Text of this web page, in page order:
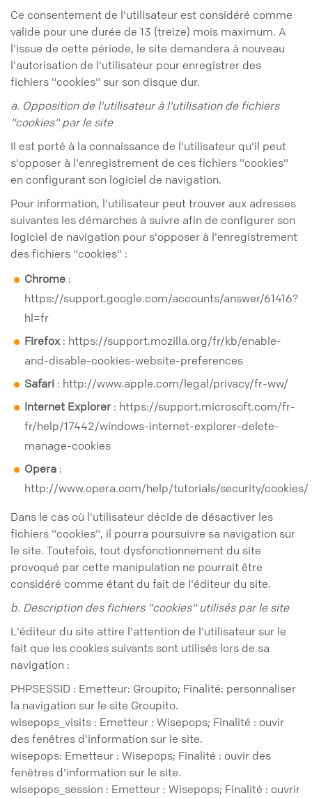
Ce consentement de l'utilisateur est considéré comme
valide pour une durée de 13 (treize) mois maximum. A
l'issue de cette période, le site demandera à nouveau
l'autorisation de l'utilisateur pour enregistrer des
fichiers "cookies" sur son disque dur.
a. Opposition de l'utilisateur à l'utilisation de fichiers
"cookies" par le site
Il est porté à la connaissance de l'utilisateur qu'il peut
s'opposer à l'enregistrement de ces fichiers "cookies"
en configurant son logiciel de navigation.
Pour information, l'utilisateur peut trouver aux adresses
suivantes les démarches à suivre afin de configurer son
logiciel de navigation pour s'opposer à l'enregistrement
des fichiers "cookies" :
Chrome :
https://support.google.com/accounts/answer/61416?
hl=fr
Firefox: https://support.mozilla.org/fr/kb/enable-
and-disable-cookies-website-preferences
Safari : http://www.apple.com/legal/privacy/fr-ww/
Internet Explorer : https://support.microsoft.com/fr-
fr/help/17442/windows-internet-explorer-delete-
manage-cookies
Opera :
http://www.opera.com/help/tutorials/security/cookies/
Dans le cas où l'utilisateur décide de désactiver les
fichiers "cookies", il pourra poursuivre sa navigation sur
le site. Toutefois, tout dysfonctionnement du site
provoqué par cette manipulation ne pourrait être
considéré comme étant du fait de l'éditeur du site.
b. Description des fichiers "cookies" utilisés par le site
L'éditeur du site attire l'attention de l'utilisateur sur le
fait que les cookies suivants sont utilisés lors de sa
navigation :
PHPSESSID : Emetteur: Groupito; Finalité: personnaliser
la navigation sur le site Groupito.
wisepops_visits : Emetteur : Wisepops; Finalité : ouvir
des fenêtres d'information sur le site.
wisepops: Emetteur : Wisepops; Finalité : ouvir des
fenêtres d'information sur le site.
wisepops_session : Emetteur : Wisepops; Finalité : ouvrir